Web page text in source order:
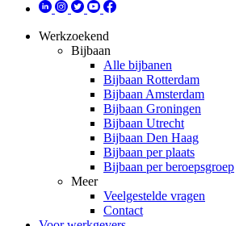
Werkzoekend
Bijbaan
Alle bijbanen
Bijbaan Rotterdam
Bijbaan Amsterdam
Bijbaan Groningen
Bijbaan Utrecht
Bijbaan Den Haag
Bijbaan per plaats
Bijbaan per beroepsgroep
Meer
Veelgestelde vragen
Contact